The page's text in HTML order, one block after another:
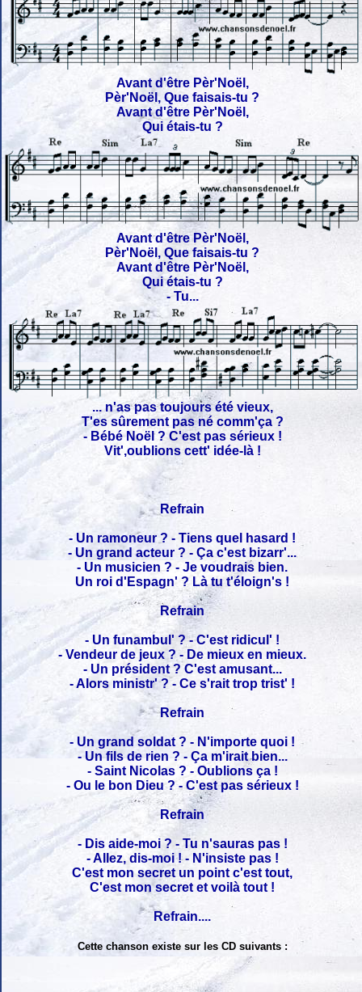
Avant d'être Pèr'Noël,
Pèr'Noël, Que faisais-tu ?
Avant d'être Pèr'Noël,
Qui étais-tu ?
Avant d'être Pèr'Noël,
Pèr'Noël, Que faisais-tu ?
Avant d'être Pèr'Noël,
Qui étais-tu ?
- Tu...
... n'as pas toujours été vieux,
T'es sûrement pas né comm'ça ?
- Bébé Noël ? C'est pas sérieux !
Vit',oublions cett' idée-là !
Refrain
- Un ramoneur ? - Tiens quel hasard !
- Un grand acteur ? - Ça c'est bizarr'...
- Un musicien ? - Je voudrais bien.
Un roi d'Espagn' ? Là tu t'éloign's !
Refrain
- Un funambul' ? - C'est ridicul' !
- Vendeur de jeux ? - De mieux en mieux.
- Un président ? C'est amusant...
- Alors ministr' ? - Ce s'rait trop trist' !
Refrain
- Un grand soldat ? - N'importe quoi !
- Un fils de rien ? - Ça m'irait bien...
- Saint Nicolas ? - Oublions ça !
- Ou le bon Dieu ? - C'est pas sérieux !
Refrain
- Dis aide-moi ? - Tu n'sauras pas !
- Allez, dis-moi ! - N'insiste pas !
C'est mon secret un point c'est tout,
C'est mon secret et voilà tout !
Refrain....
Cette chanson existe sur les CD suivants :